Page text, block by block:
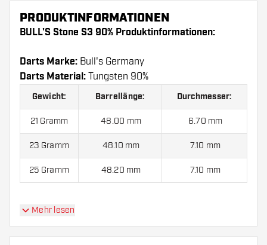
PRODUKTINFORMATIONEN
BULL'S Stone S3 90% Produktinformationen:
Darts Marke: Bull's Germany
Darts Material: Tungsten 90%
Gewicht: Barrellänge: Durchmesser:
21 Gramm 48.00 mm 6.70 mm
23 Gramm 48.10 mm 7.10 mm
25 Gramm 48.20 mm 7.10 mm
BULL'S Stone S3 90% kommen mit:
Flights und 3 Shafts.
Mehr lesen